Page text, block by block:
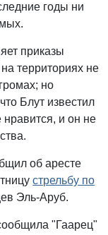
годы ни
приказы
территориях не
но
Блут известил
нравится, и он не
об аресте
стрельбу по
Эль-Аруб.
"Гаарец"